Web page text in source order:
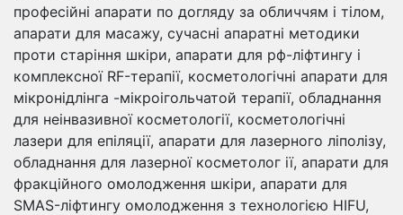
професійні апарати по догляду за обличчям і тілом,
апарати для масажу, сучасні апаратні методики
проти старіння шкіри, апарати для рф-ліфтингу і
комплексної RF-терапії, косметологічні апарати для
мікронідлінга -мікроігольчатой ​​терапії, обладнання
для неінвазивної косметології, косметологічні
лазери для епіляції, апарати для лазерного ліполізу,
обладнання для лазерної косметолог ії, апарати для
фракційного омолодження шкіри, апарати для
SMAS-ліфтингу омолодження з технологією HIFU,